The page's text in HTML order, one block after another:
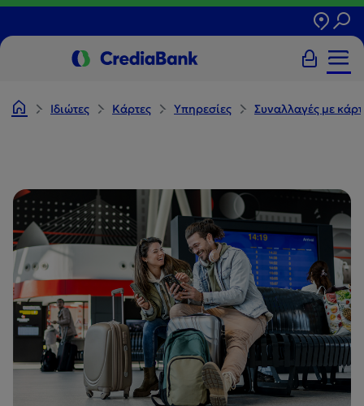
Ιδιώτες Κάρτες Υπηρεσίες Συναλλαγές με